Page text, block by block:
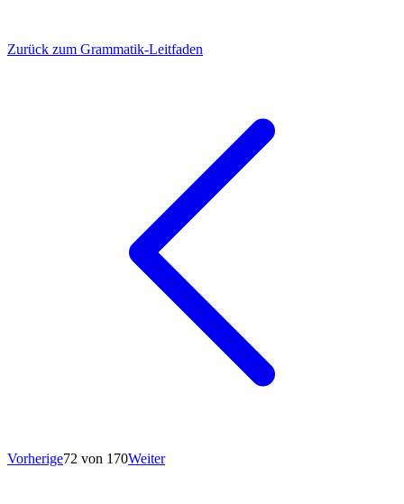
Zurück zum Grammatik-Leitfaden
Vorherige72 von 170Weiter